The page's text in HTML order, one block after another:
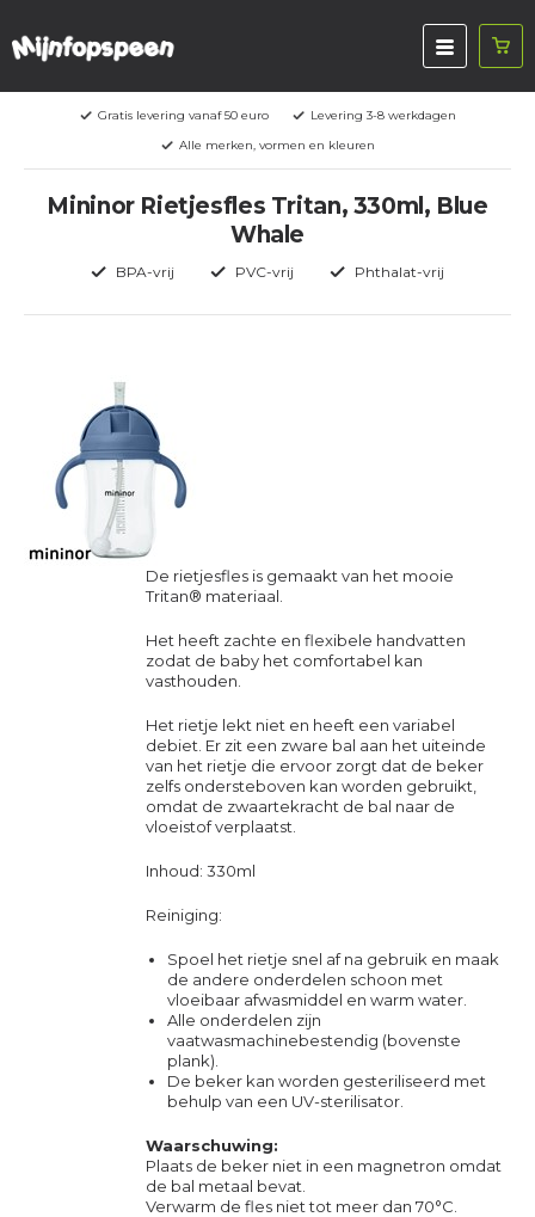
Gratis levering vanaf 50 euro
Levering 3-8 werkdagen
Alle merken, vormen en kleuren
Mininor Rietjesfles Tritan, 330ml, Blue
Whale
BPA-vrij PVC-vrij Phthalat-vrij
De rietjesfles is gemaakt van het mooie
Tritan® materiaal.
Het heeft zachte en flexibele handvatten
zodat de baby het comfortabel kan
vasthouden.
Het rietje lekt niet en heeft een variabel
debiet. Er zit een zware bal aan het uiteinde
van het rietje die ervoor zorgt dat de beker
zelfs ondersteboven kan worden gebruikt,
omdat de zwaartekracht de bal naar de
vloeistof verplaatst.
Inhoud: 330ml
Reiniging:
Spoel het rietje snel af na gebruik en maak
de andere onderdelen schoon met
vloeibaar afwasmiddel en warm water.
Alle onderdelen zijn
vaatwasmachinebestendig (bovenste
plank).
De beker kan worden gesteriliseerd met
behulp van een UV-sterilisator.
Waarschuwing:
Plaats de beker niet in een magnetron omdat
de bal metaal bevat.
Verwarm de fles niet tot meer dan 70°C.